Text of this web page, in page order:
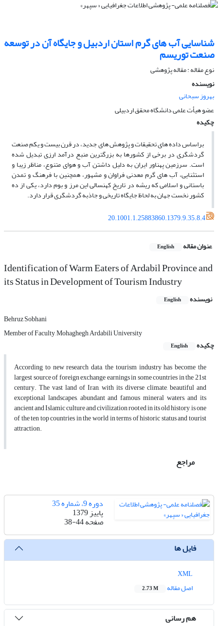
شناسایی آب های گرم استان اردبیل و جایگاه آن در توسعه
صنعت توریسم
نوع مقاله : مقاله پژوهشی
نویسنده
بهروز سبحانی
عضو هیأت علمی دانشگاه محقق اردبیلی
چکیده
براساس داده­ های تحقیقات و پژوهش های جدید، در قرن بیست و یکم صنعت
گردشگری در برخی از کشورها به بزرگترین منبع درآمد ارزی تبدیل شده
است. سرزمین پهناور ایران به دلیل داشتن آب و هوای متنوع، مناظر زیبا و
استثنایی، آب های گرم معدنی فراوان و مشهور، همچنین با فرهنگ و تمدن
باستانی و اسلامی که ریشه در تاریخ کهنسالی این مرز و بوم دارد، یکی از ده
کشور نخست جهان به لحاظ جایگاه تاریخی و جاذبه گردشگری قرار دارد.
20.1001.1.25883860.1379.9.35.8.4
عنوان مقاله English
Identification of Warm Eaters of Ardabil Province and
its Status in Development of Tourism Industry
نویسنده English
Behruz Sobhani
Member of Faculty, Mohaghegh Ardabili University
چکیده
English
According to new research data, the tourism industry has become the
largest source of foreign exchange earnings in some countries in the 21st
century. The vast land of Iran, with its diverse climate, beautiful and
exceptional landscapes, abundant and famous mineral waters, and its
ancient and Islamic culture and civilization rooted in its old history, is one
of the ten top countries in the world in terms of historic status and tourist
attraction.
مراجع
دوره 9، شماره 35
پاییز 1379
صفحه38-44
فایل ها
اصل مقاله
2.73 M
هم رسانی